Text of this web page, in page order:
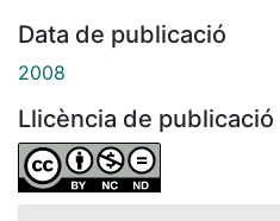
Data de publicació
2008
Llicència de publicació